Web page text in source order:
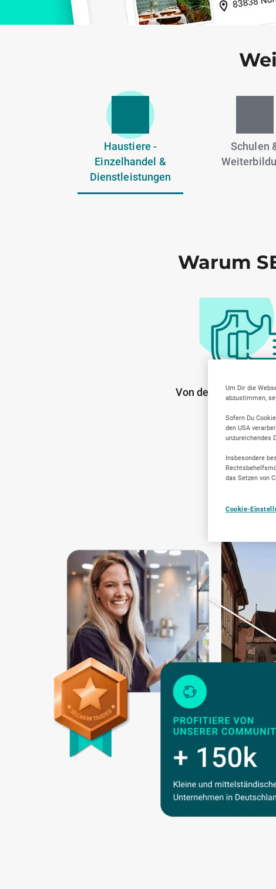
Haustiere -
Einzelhandel &
Dienstleistungen
Schulen
Warum
Von der Community
Um Dir die
abzustimmen,
Sofern Du
den USA
unzureichendes
Insbesondere
das Setzen von
Cookie-